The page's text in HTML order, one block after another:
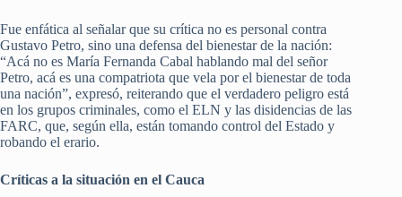
Fue enfática al señalar que su crítica no es personal contra
Gustavo Petro, sino una defensa del bienestar de la nación:
“Acá no es María Fernanda Cabal hablando mal del señor
Petro, acá es una compatriota que vela por el bienestar de toda
una nación”, expresó, reiterando que el verdadero peligro está
en los grupos criminales, como el ELN y las disidencias de las
FARC, que, según ella, están tomando control del Estado y
robando el erario.
Críticas a la situación en el Cauca